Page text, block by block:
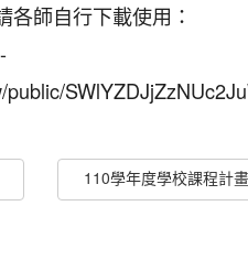
師自行下載使用：
110學年度學校課程計
謝指導老師余茹帆